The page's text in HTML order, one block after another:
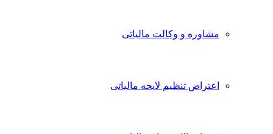
مشاوره و وکالت مالیاتی
اعتراض تنظیم لایحه مالیاتی